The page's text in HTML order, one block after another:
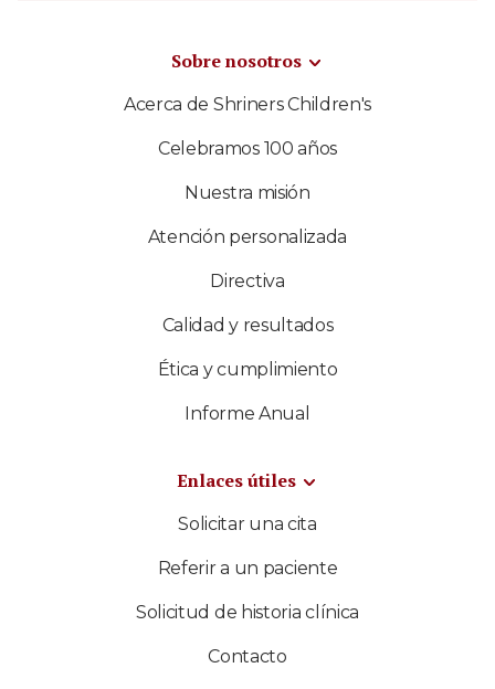
Sobre nosotros
Acerca de Shriners Children's
Celebramos 100 años
Nuestra misión
Atención personalizada
Directiva
Calidad y resultados
Ética y cumplimiento
Informe Anual
Enlaces útiles
Solicitar una cita
Referir a un paciente
Solicitud de historia clínica
Contacto